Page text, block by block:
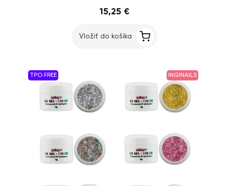
15,25 €
Vložiť do košíka
TPO FREE INGINAILS